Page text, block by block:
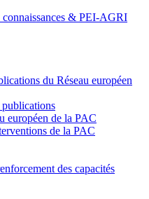
connaissances & PEI-AGRI
du Réseau européen
européen de la PAC
de la PAC
des capacités